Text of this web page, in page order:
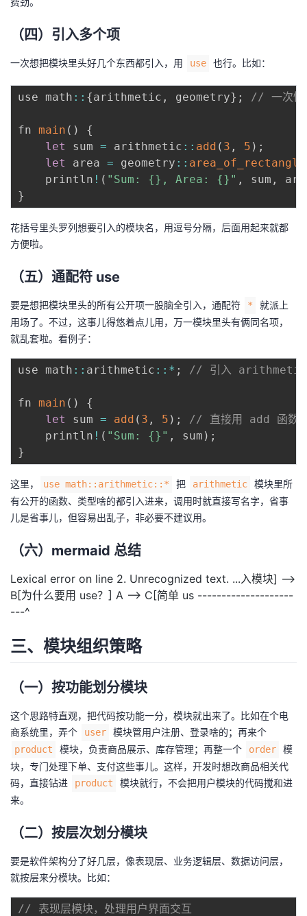
（四）引入多个项
一次想把模块里头好几个东西都引入，用 use 也行。比如：
use math : : {arithmetic , geometry} ; // 一次
fn main ( )
{
let
sum = arithmetic : : add ( 3 , 5 ) ;
let
area = geometry : : area_of_rectangle
    println
! ( "Sum: {}, Area: {}" , sum ,
}
花括号里头罗列想要引入的模块名，用逗号分隔，后面用起来就都
方便啦。
（五）通配符 use
要是想把模块里头的所有公开项一股脑全引入，通配符 *
就派上
用场了。不过，这事儿得悠着点儿用，万一模块里头有俩同名项，
就乱套啦。看例子：
use math : : arithmetic : : * ; // 引入 arithmetic
fn main ( )
{
let
sum = add ( 3 , 5 ) ;
// 直接用 add 函数
    println
! ( "Sum: {}" , sum ) ;
}
这里， use math::arithmetic::* 把 arithmetic
模块里所
有公开的函数、类型啥的都引入进来，调用时就直接写名字，省事
儿是省事儿，但容易出乱子，非必要不建议用。
（六）mermaid 总结
Lexical error on line 2. Unrecognized text. ...入模块] -->
B[为什么要用 use？] A --> C[简单 us --------------------
---^
三、模块组织策略
（一）按功能划分模块
这个思路特直观，把代码按功能一分，模块就出来了。比如在个电
商系统里，弄个
user 模块管用户注册、登录啥的；再来个
product 模块，负责商品展示、库存管理；再整一个 order
模
块，专门处理下单、支付这些事儿。这样，开发时想改商品相关代
码，直接钻进
product
模块就行，不会把用户模块的代码搅和进
来。
（二）按层次划分模块
要是软件架构分了好几层，像表现层、业务逻辑层、数据访问层，
就按层来分模块。比如：
// 表现层模块，处理用户界面交互